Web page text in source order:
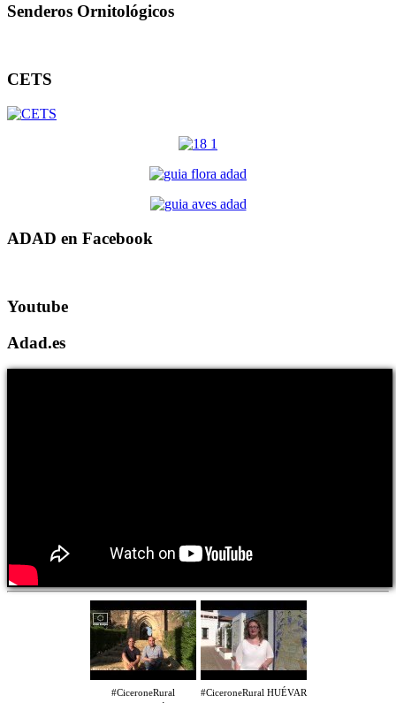
Senderos Ornitológicos
CETS
ADAD en Facebook
Youtube
Adad.es
#CiceroneRural
#CiceroneRural HUÉVAR